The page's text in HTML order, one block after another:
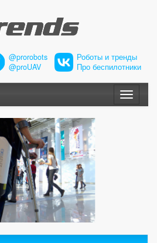
@prorobots
@proUAV
Роботы и тренды
Про беспилотники
Меню